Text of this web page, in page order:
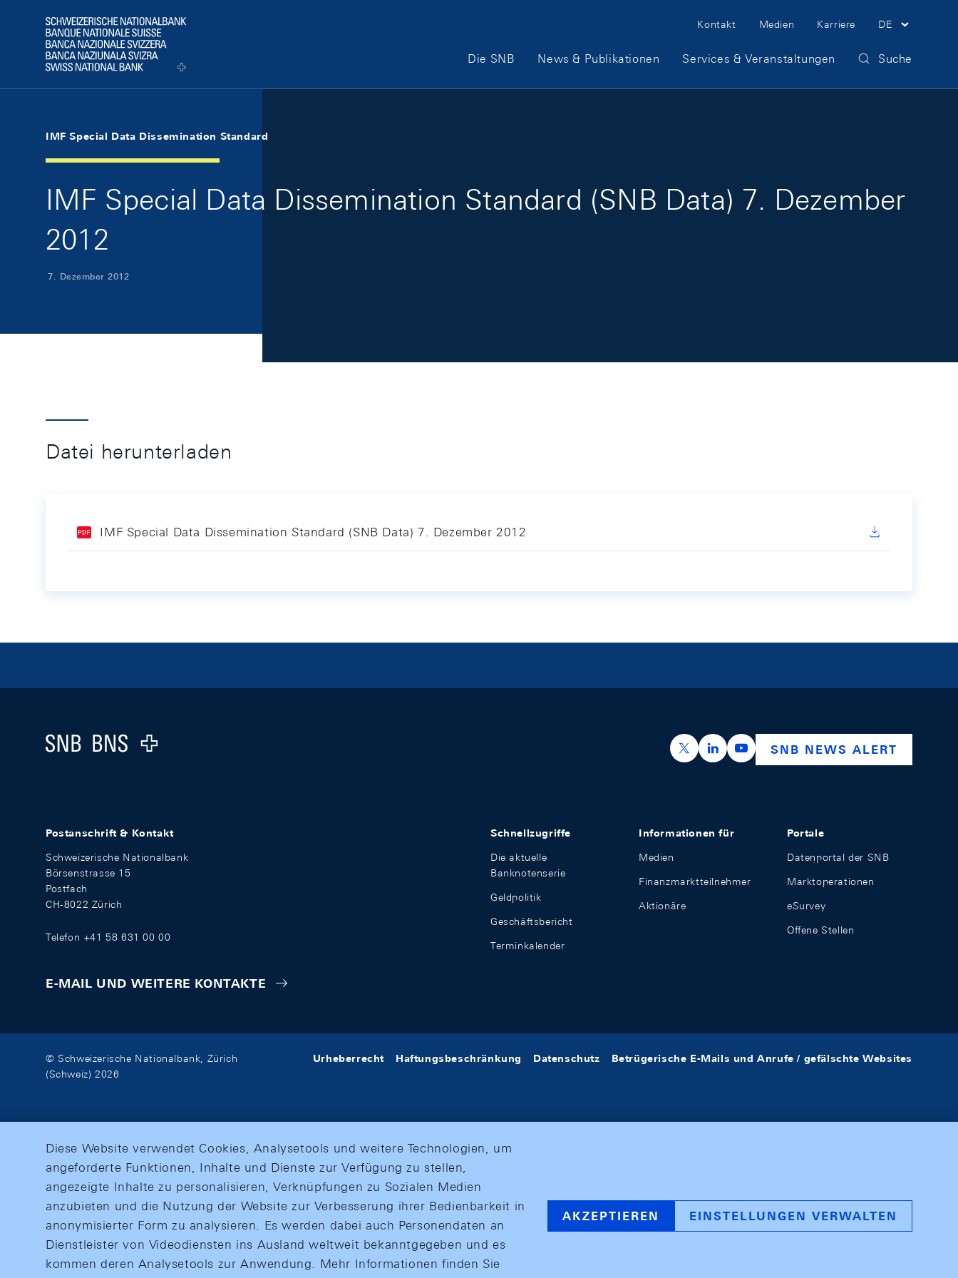
Logo
Meta Navigation
Kontakt Medien Karriere DE
Hauptnavigation
Die SNB News & Publikationen Services & Veranstaltungen Suche
IMF Special Data Dissemination Standard
IMF Special Data Dissemination Standard (SNB Data) 7. Dezember
2012
7. Dezember 2012
Datei herunterladen
IMF Special Data Dissemination Standard (SNB Data) 7. Dezember 2012
Logo
https://x.com/snb_bns
https://ch.linkedin.com/company/swiss-
https://www.youtube.com/
SNB NEWS ALERT
Postanschrift & Kontakt
Schweizerische Nationalbank
Börsenstrasse 15
Postfach
CH-8022 Zürich
Telefon +41 58 631 00 00
E-MAIL UND WEITERE KONTAKTE
Schnellzugriffe
Die aktuelle
Banknotenserie
Geldpolitik
Geschäftsbericht
Terminkalender
Informationen für
Medien
Finanzmarktteilnehmer
Aktionäre
Portale
Datenportal der SNB
Marktoperationen
eSurvey
Offene Stellen
© Schweizerische Nationalbank, Zürich
(Schweiz) 2026
Urheberrecht Haftungsbeschränkung Datenschutz Betrügerische E-Mails und Anrufe / gefälschte Websites
Diese Website verwendet Cookies, Analysetools und weitere Technologien, um
angeforderte Funktionen, Inhalte und Dienste zur Verfügung zu stellen,
angezeigte Inhalte zu personalisieren, Verknüpfungen zu Sozialen Medien
anzubieten und die Nutzung der Website zur Verbesserung ihrer Bedienbarkeit in
anonymisierter Form zu analysieren. Es werden dabei auch Personendaten an
Dienstleister von Videodiensten ins Ausland weltweit bekanntgegeben und es
kommen deren Analysetools zur Anwendung. Mehr Informationen finden Sie
AKZEPTIEREN EINSTELLUNGEN VERWALTEN